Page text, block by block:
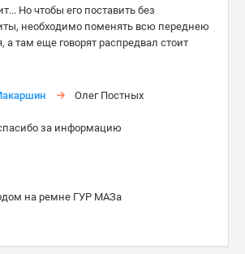
Но чтобы его поставить без
необходимо поменять всю переднею
а там еще говорят распредвал стоит
Олег Постных
за информацию
на ремне ГУР МАЗа